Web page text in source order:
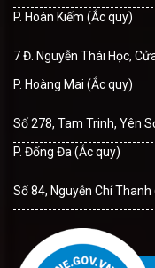
P. Hoàn Kiếm (Ắc quy)
7 Đ. Nguyễn Thái Học,
P. Hoàng Mai (Ắc quy)
Số 278, Tam Trinh, Yên
P. Đống Đa (Ắc quy)
Số 84, Nguyễn Chí